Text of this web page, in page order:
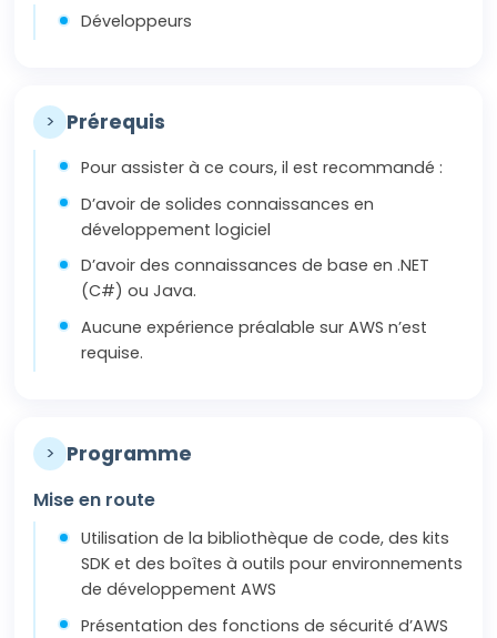
Développeurs
> Prérequis
Pour assister à ce cours, il est recommandé :
D’avoir de solides connaissances en
développement logiciel
D’avoir des connaissances de base en .NET
(C#) ou Java.
Aucune expérience préalable sur AWS n’est
requise.
> Programme
Mise en route
Utilisation de la bibliothèque de code, des kits
SDK et des boîtes à outils pour environnements
de développement AWS
Présentation des fonctions de sécurité d’AWS